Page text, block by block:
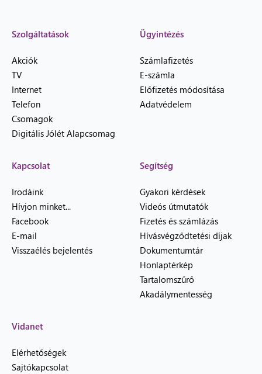
Szolgáltatások
Akciók
TV
Internet
Telefon
Csomagok
Digitális Jólét Alapcsomag
Ügyintézés
Számlafizetés
E-számla
Előfizetés módosítása
Adatvédelem
Kapcsolat
Irodáink
Hívjon minket...
Facebook
E-mail
Visszaélés bejelentés
Segítség
Gyakori kérdések
Videós útmutatók
Fizetés és számlázás
Hívásvégződtetési díjak
Dokumentumtár
Honlaptérkép
Tartalomszűrő
Akadálymentesség
Vidanet
Elérhetőségek
Sajtókapcsolat